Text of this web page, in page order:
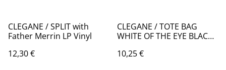
CLEGANE / SPLIT with
Father Merrin LP Vinyl
12,30 €
CLEGANE / TOTE BAG
WHITE OF THE EYE BLACK
10,25 €